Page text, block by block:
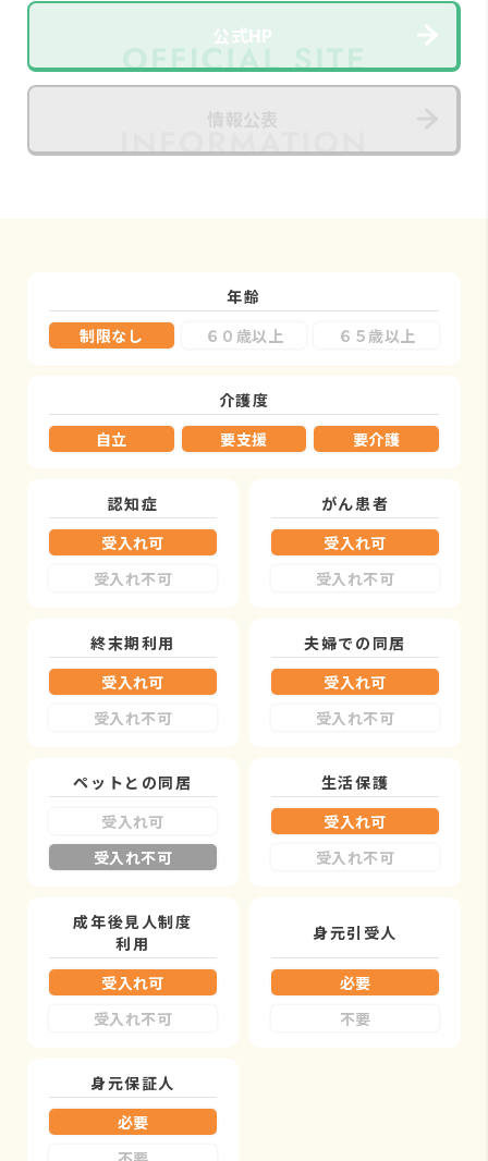
公式HP
年齢
制限なし
６０歳以上 ６５歳以上
介護度
自立
要支援 要介護
認知症
受入れ可
受入れ不可
がん患者
受入れ可
受入れ不可
終末期利用
受入れ可
受入れ不可
夫婦での同居
受入れ可
受入れ不可
ペットとの同居
受入れ可
受入れ不可
生活保護
受入れ可
受入れ不可
成年後見人制度
利用
受入れ可
受入れ不可
身元引受人
必要
不要
身元保証人
必要